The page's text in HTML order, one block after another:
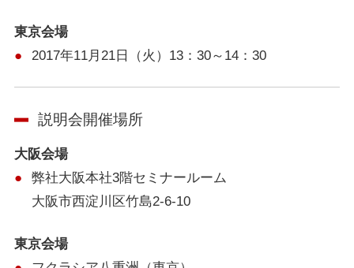
東京会場
2017年11月21日（火）13：30～14：30
説明会開催場所
大阪会場
弊社大阪本社3階セミナールーム
大阪市西淀川区竹島2-6-10
東京会場